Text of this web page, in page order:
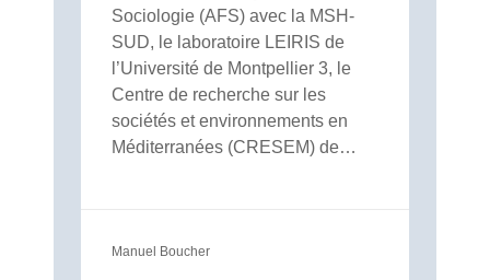
Sociologie (AFS) avec la MSH-
SUD, le laboratoire LEIRIS de
l’Université de Montpellier 3, le
Centre de recherche sur les
sociétés et environnements en
Méditerranées (CRESEM) de…
Manuel Boucher